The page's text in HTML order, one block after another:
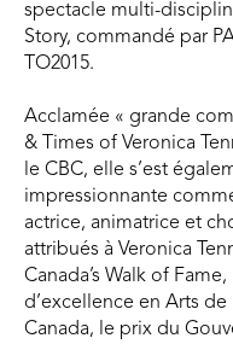
spectacle multi-
Story, commandé par
TO2015.
Acclamée « grande
& Times of Veronica
le CBC, elle s’est
impressionnante
actrice, animatrice et
attribués à Veronica
Canada’s Walk of
d’excellence en Arts
Canada, le prix du